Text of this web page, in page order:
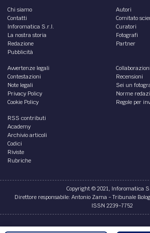
Chi siamo
Contatti
Inforomatica S.r.l.
La nostra storia
Redazione
Pubblicità
Autori
Comitato
Curatori
Fotografi
Partner
Avvertenze legali
Contestazioni
Note legali
Privacy Policy
Cookie Policy
Collaborazioni
Recensioni
Sei un
Norme
Regole per
RSS contributi
Academy
Archivio articoli
Codici
Riviste
Rubriche
Copyright © 2021, Inforomatica
Direttore responsabile: Antonio Zama - Tribunale
ISSN 2239-7752